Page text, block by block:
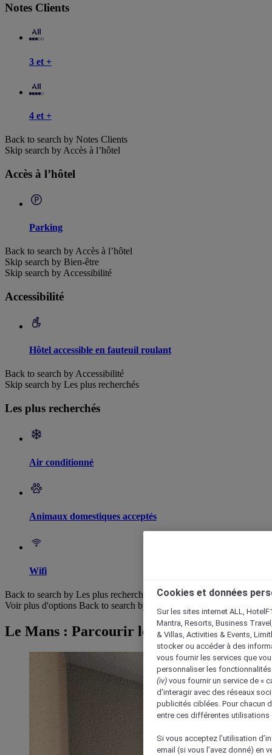
Notes Clients
3 et +
4 et +
Back to search by Notes Clients
Skip search by Accès à l’hôtel
Accès à l’hôtel
Parking
Back to search by Accès à l’hôtel
Skip search by Bien-être
Skip search by Accessibilité
Accessibilité
Hôtel accessible en fauteuil roulant
Back to search by Accessibilité
Skip search by Les plus recherchés
Les plus recherchés
Air conditionné
Animaux domestiques acceptés
Wifi
Back to search by Les plus recherchés
Voir plus d'options Back to search by categories
Le Mans : Parcourir les hôtels
Cookies et données
Sur les sites internet ALL,
Mantra, Resorts, Business
& Villas, Activities & Events,
stocker ou accéder à des
vous fournir les services que
personnaliser les
(iv) vous fournir un service de «
d'interagir avec des réseaux
publicités ciblées. Pour chacun
entre ces différentes utilisations
Si vous acceptez l’utilisation
email (si vous l’avez donné) en